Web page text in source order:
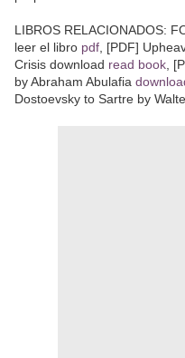
LIBROS RELACIONADOS:
leer el libro pdf , [PDF]
Crisis download read book ,
by Abraham Abulafia
Dostoevsky to Sartre by